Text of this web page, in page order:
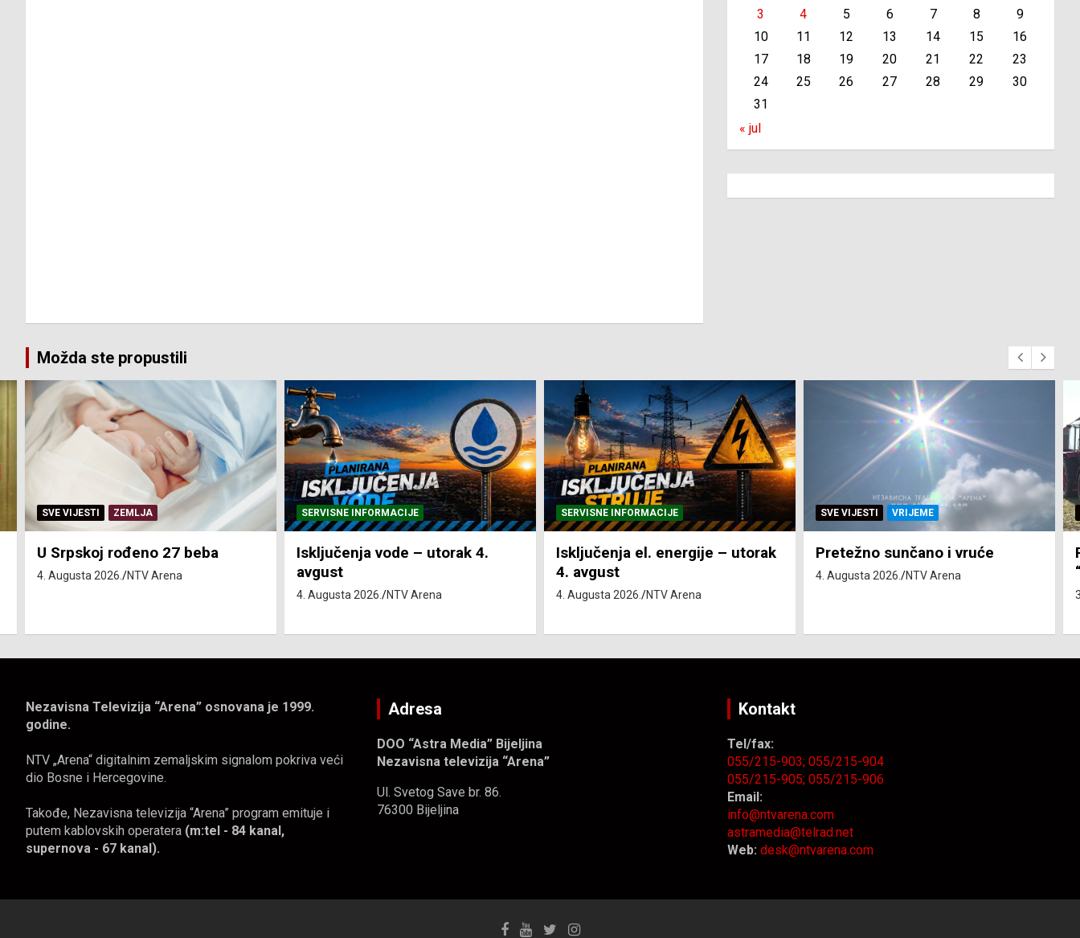
3
4 5 6 7 8
9
10
11 12 13 14 15
16
17
18 19 20 21 22
23
24
25 26 27 28 29
30
31
« jul
Možda ste propustili
SERVISNE INFORMACIJE
Isključenja vode – utorak 4.
avgust
SERVISNE INFORMACIJE
Isključenja el. energije – utorak
4. avgust
4. Augusta 2026. NTV Arena
SVE VIJESTI VRIJEME
Pretežno sunčano i vruće
4. Augusta 2026.
SVE VIJESTI ZEMLJA
Pravo na subvenciju za traktor
“Belarus” ostvarila 84 korisnika
Nezavisna Televizija “Arena” osnovana je 1999.
godine.
NTV „Arena“ digitalnim zemaljskim signalom pokriva veći
dio Bosne i Hercegovine.
Takođe, Nezavisna televizija “Arena” program emituje i
putem kablovskih operatera (m:tel - 84 kanal,
supernova - 67 kanal).
Adresa
DOO “Astra Media” Bijeljina
Nezavisna televizija “Arena”
Ul. Svetog Save br. 86.
76300 Bijeljina
Kontakt
Tel/fax:
055/215-903;055/215-904
055/215-905;055/215-906
Email:
info@ntvarena.com
astramedia@telrad.net
Web: desk@ntvarena.com